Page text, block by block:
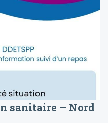
sanitaire – Nord